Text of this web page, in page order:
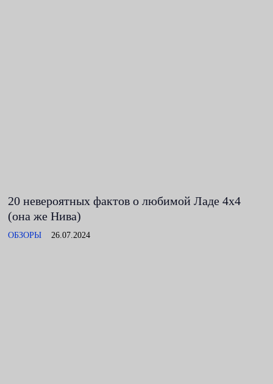
20 невероятных фактов о любимой Ладе 4x4
(она же Нива)
ОБЗОРЫ 26.07.2024